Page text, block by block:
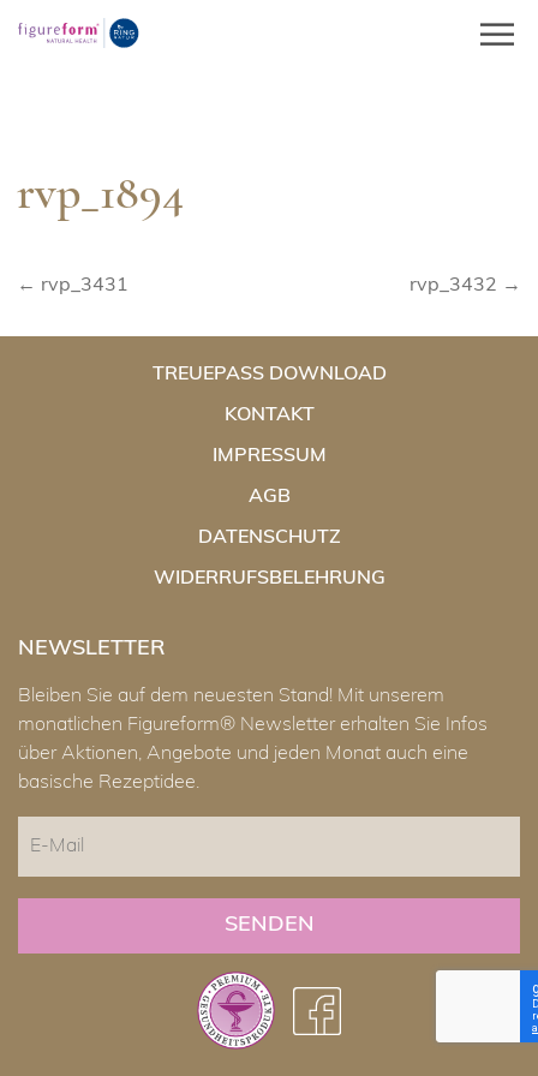
zum
rvp_1894
Beitragsnavigation
← rvp_3431 rvp_3432 →
TREUEPASS DOWNLOAD
KONTAKT
IMPRESSUM
AGB
DATENSCHUTZ
WIDERRUFSBELEHRUNG
NEWSLETTER
Bleiben Sie auf dem neuesten Stand! Mit unserem
monatlichen Figureform® Newsletter erhalten Sie Infos
über Aktionen, Angebote und jeden Monat auch eine
basische Rezeptidee.
Mail
CAPTCHA